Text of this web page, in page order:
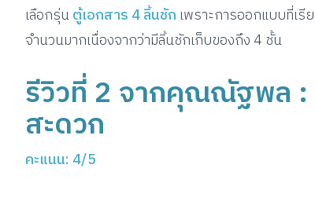
เลือกรุ่นตู้เอกสาร 4 ลิ้นชัก เพราะการออกแบบที่เรี
จำนวนมากเนื่องจากว่ามีลิ้นชักเก็บของถึง 4 ชั้น
รีวิวที่ 2 จากคุณณัฐพล :
สะดวก
คะแนน: 4/5